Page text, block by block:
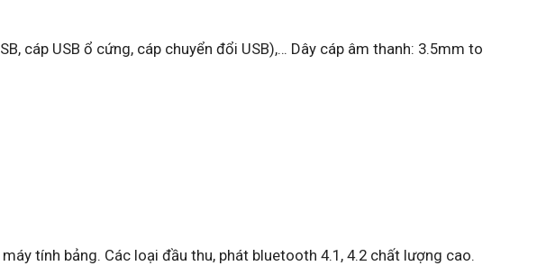
cáp USB ổ cứng, cáp chuyển đổi USB),… Dây cáp âm thanh: 3.5mm to
tính bảng. Các loại đầu thu, phát bluetooth 4.1, 4.2 chất lượng cao.